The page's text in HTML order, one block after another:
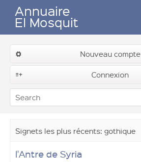
Annuaire
El Mosquit
Auteurs
Nouveau compte
Connexion
Signets les plus récents: gothique
l'Antre de Syria